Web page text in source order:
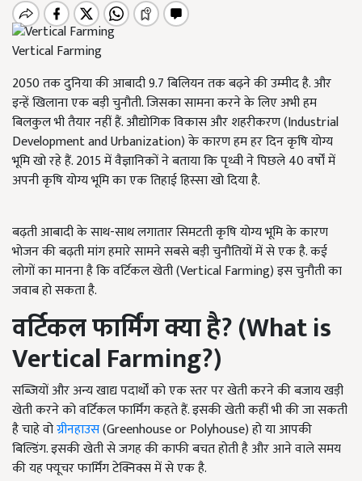
Vertical Farming
2050 तक दुनिया की आबादी 9.7 बिलियन तक बढ़ने की उम्मीद है. और
इन्हें खिलाना एक बड़ी चुनौती. जिसका सामना करने के लिए अभी हम
बिलकुल भी तैयार नहीं हैं. औद्योगिक विकास और शहरीकरण (Industrial
Development and Urbanization) के कारण हम हर दिन कृषि योग्य
भूमि खो रहे हैं. 2015 में वैज्ञानिकों ने बताया कि पृथ्वी ने पिछले 40 वर्षों में
अपनी कृषि योग्य भूमि का एक तिहाई हिस्सा खो दिया है.
बढ़ती आबादी के साथ-साथ लगातार सिमटती कृषि योग्य भूमि के कारण
भोजन की बढ़ती मांग हमारे सामने सबसे बड़ी चुनौतियों में से एक है. कई
लोगों का मानना ​​है कि वर्टिकल खेती (Vertical Farming) इस चुनौती का
जवाब हो सकता है.
वर्टिकल फार्मिंग क्या है? (What is
Vertical Farming?)
सब्जियों और अन्य खाद्य पदार्थों को एक स्तर पर खेती करने की बजाय खड़ी
खेती करने को वर्टिकल फार्मिंग कहते हैं. इसकी खेती कहीं भी की जा सकती
है चाहे वोग्रीनहाउस(Greenhouse or Polyhouse) हो या आपकी
बिल्डिंग. इसकी खेती से जगह की काफी बचत होती है और आने वाले समय
की यह फ्यूचर फार्मिंग टेक्निक्स में से एक है.